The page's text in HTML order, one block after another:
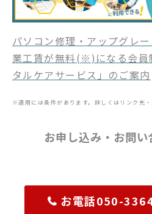
パソコン修理・アップグレ
業工賃が無料(※)になる会員
タルケアサービス」のご案内
※適用には条件があります。詳しくはリンク先・
お申し込み・お問
お電話050-